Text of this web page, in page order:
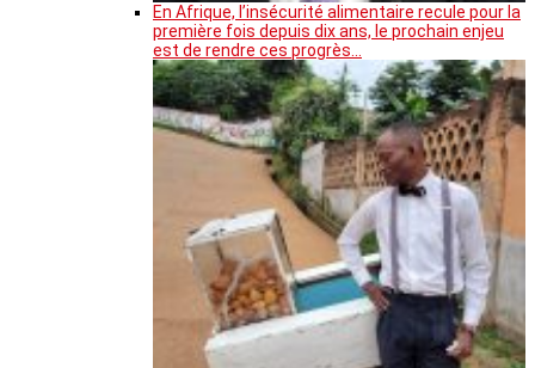
En Afrique, l’insécurité alimentaire recule pour la
première fois depuis dix ans, le prochain enjeu
est de rendre ces progrès…